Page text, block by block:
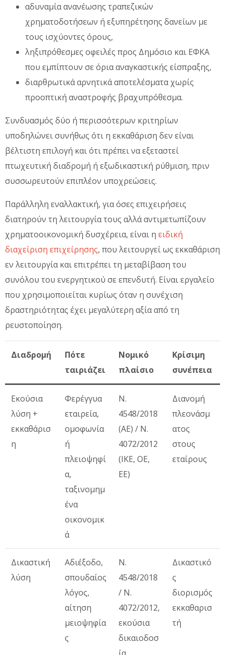
αδυναμία ανανέωσης τραπεζικών
χρηματοδοτήσεων ή εξυπηρέτησης δανείων με
τους ισχύοντες όρους,
ληξιπρόθεσμες οφειλές προς Δημόσιο και ΕΦΚΑ
που εμπίπτουν σε όρια αναγκαστικής είσπραξης,
διαρθρωτικά αρνητικά αποτελέσματα χωρίς
προοπτική αναστροφής βραχυπρόθεσμα.
Συνδυασμός δύο ή περισσότερων κριτηρίων
υποδηλώνει συνήθως ότι η εκκαθάριση δεν είναι
βέλτιστη επιλογή και ότι πρέπει να εξεταστεί
πτωχευτική διαδρομή ή εξωδικαστική ρύθμιση, πριν
συσσωρευτούν επιπλέον υποχρεώσεις.
Παράλληλη εναλλακτική, για όσες επιχειρήσεις
διατηρούν τη λειτουργία τους αλλά αντιμετωπίζουν
χρηματοοικονομική δυσχέρεια, είναι η ειδική
διαχείριση επιχείρησης, που λειτουργεί ως εκκαθάριση
εν λειτουργία και επιτρέπει τη μεταβίβαση του
συνόλου του ενεργητικού σε επενδυτή. Είναι εργαλείο
που χρησιμοποιείται κυρίως όταν η συνέχιση
δραστηριότητας έχει μεγαλύτερη αξία από τη
ρευστοποίηση.
Διαδρομή
Πότε
ταιριάζει
Νομικό
πλαίσιο
Κρίσιμη
συνέπεια
Εκούσια
λύση +
εκκαθάρισ
η
Φερέγγυα
εταιρεία,
ομοφωνία
ή
πλειοψηφί
α,
ταξινομημ
ένα
οικονομικ
ά
Ν.
4548/2018
(ΑΕ) / Ν.
4072/2012
(ΙΚΕ, ΟΕ,
ΕΕ)
Διανομή
πλεονάσμ
ατος
στους
εταίρους
Δικαστική
λύση
Αδιέξοδο,
σπουδαίος
λόγος,
αίτηση
μειοψηφία
ς
Ν.
4548/2018
/ Ν.
4072/2012,
εκούσια
δικαιοδοσ
Δικαστικό
ς
διορισμός
εκκαθαρισ
τή